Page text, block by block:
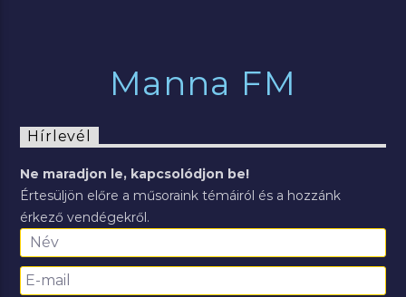
Manna FM
Hírlevél
Ne maradjon le, kapcsolódjon be!
Értesüljön előre a műsoraink témáiról és a hozzánk
érkező vendégekről.